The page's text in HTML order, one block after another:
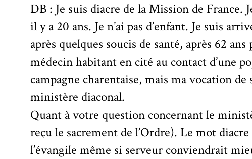
DB : Je suis diacre de la Mission de
il y a 20 ans. Je n’ai pas d’enfant. Je suis
après quelques soucis de santé, après 62
médecin habitant en cité au contact d’une
campagne charentaise, mais ma vocation
ministère diaconal.
Quant à votre question concernant le
reçu le sacrement de l’Ordre). Le mot
l’évangile même si serveur conviendrait